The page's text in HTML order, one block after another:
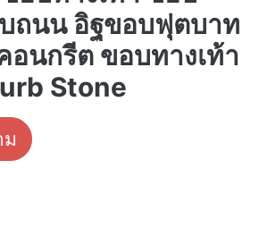
ถนน อิฐขอบฟุตบาท
นกรีต ขอบทางเท้า
Stone
ม